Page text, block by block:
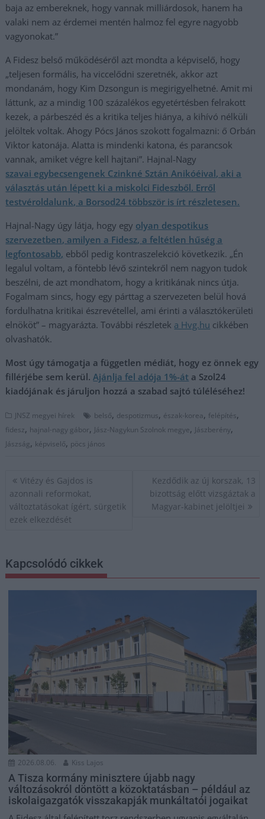
baja az embereknek, hogy vannak milliárdosok, hanem ha
valaki nem az érdemei mentén halmoz fel egyre nagyobb
vagyonokat.”
A Fidesz belső működéséről azt mondta a képviselő, hogy
„teljesen formális, ha viccelődni szeretnék, akkor azt
mondanám, hogy Kim Dzsongun is megirigyelhetné. Amit mi
láttunk, az a mindig 100 százalékos egyetértésben felrakott
kezek, a párbeszéd és a kritika teljes hiánya, a kihívó nélküli
jelöltek voltak. Ahogy Pócs János szokott fogalmazni: ő Orbán
Viktor katonája. Alatta is mindenki katona, és parancsok
vannak, amiket végre kell hajtani”. Hajnal-Nagy
szavai egybecsengenek Czinkné Sztán Anikóéival, aki a
választás után lépett ki a miskolci Fideszből. Erről
testvéroldalunk, a Borsod24 többször is írt részletesen.
Hajnal-Nagy úgy látja, hogy egy olyan despotikus
szervezetben, amilyen a Fidesz, a feltétlen hűség a
legfontosabb, ebből pedig kontraszelekció következik. „Én
legalul voltam, a föntebb lévő szintekről nem nagyon tudok
beszélni, de azt mondhatom, hogy a kritikának nincs útja.
Fogalmam sincs, hogy egy párttag a szervezeten belül hová
fordulhatna kritikai észrevétellel, ami érinti a választókerületi
elnököt” – magyarázta. További részletek a Hvg.hu cikkében
olvashatók.
Most úgy támogatja a független médiát, hogy ez önnek egy
fillérjébe sem kerül.Ajánlja fel adója 1%-át a Szol24
kiadójának és járuljon hozzá a szabad sajtó túléléséhez!
JNSZ megyei hírek belső, despotizmus, észak-korea, felépítés,
fidesz, hajnal-nagy gábor, Jász-Nagykun Szolnok megye, Jászberény,
Jászság, képviselő, pöcs jános
Bejegyzés
navigáció
Vitézy és Gajdos is
azonnali reformokat,
változtatásokat ígért, sürgetik
ezek elkezdését
Kezdődik az új korszak, 13
bizottság előtt vizsgáztak a
Magyar-kabinet jelöltjei
Kapcsolódó cikkek
2026.08.06. Kiss Lajos
A Tisza kormány minisztere újabb nagy
változásokról döntött a közoktatásban – például az
iskolaigazgatók visszakapják munkáltatói jogaikat